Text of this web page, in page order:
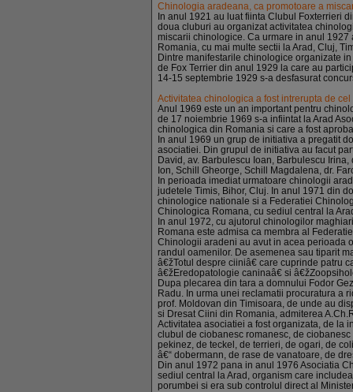
Chinologia aradeana, ca promotoare a
In anul 1921 au luat fiinta Clubul Foxterrieri
doua cluburi au organizat activitatea
miscarii chinologice. Ca urmare in anul
Romania, cu mai multe sectii la Arad, Cluj,
Dintre manifestarile chinologice organizate
de Fox Terrier din anul 1929 la care au
14-15 septembrie 1929 s-a desfasurat
Activitatea chinologica a fost intrerupta de
Anul 1969 este un an important pentru
de 17 noiembrie 1969 s-a infiintat la Arad
chinologica din Romania si care a fost
In anul 1969 un grup de initiativa a pregatit
asociatiei. Din grupul de initiativa au facut
David, av. Barbulescu Ioan, Barbulescu
Ion, Schill Gheorge, Schill Magdalena, dr.
In perioada imediat urmatoare chinologii
judetele Timis, Bihor, Cluj. In anul 1971 din
chinologice nationale si a Federatiei
Chinologica Romana, cu sediul central la
In anul 1972, cu ajutorul chinologilor
Romana este admisa ca membra al
Chinologii aradeni au avut in acea perioada
randul oamenilor. De asemenea sau tiparit
â€žTotul despre ciiniâ€ care cuprinde patru
â€žEredopatologie caninaâ€ si
Dupa plecarea din tara a domnului Fodor
Radu. In urma unei reclamatii procuratura a
prof. Moldovan din Timisoara, de unde au
si Dresat Ciini din Romania, admiterea
Activitatea asociatiei a fost organizata, de la
clubul de ciobanesc romanesc, de
pekinez, de teckel, de terrieri, de ogari, de
â€“ dobermann, de rase de vanatoare, de
Din anul 1972 pana in anul 1976 Asociatia
sediul central la Arad, organism care
porumbei si era sub controlul direct al